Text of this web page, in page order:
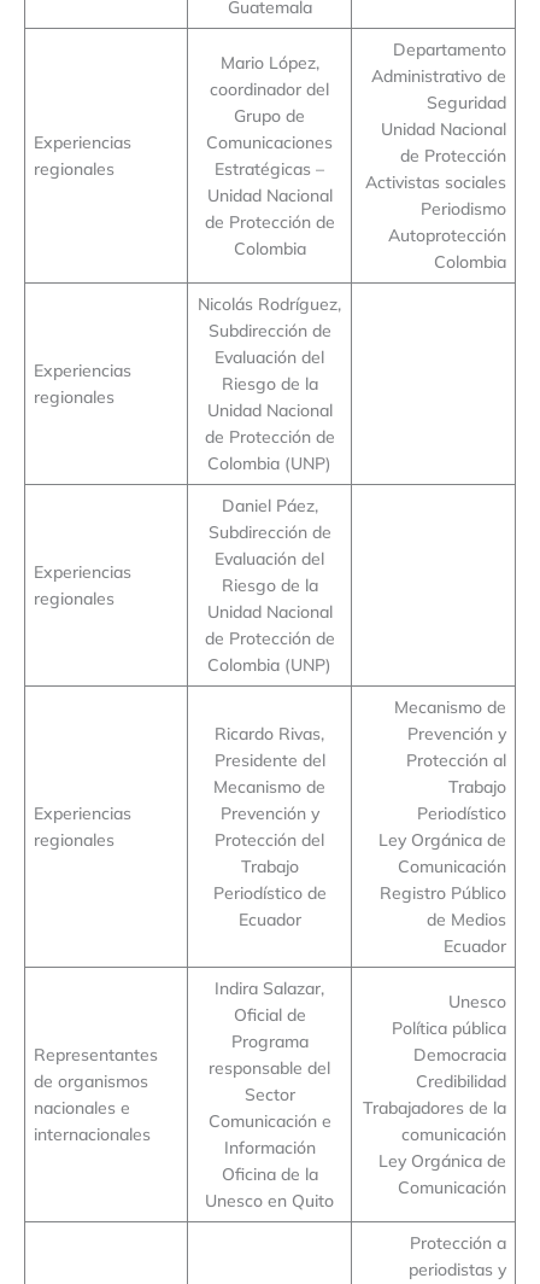
Guatemala
Experiencias
regionales
Mario López,
coordinador del
Grupo de
Comunicaciones
Estratégicas –
Unidad Nacional
de Protección de
Colombia
Departamento
Administrativo de
Seguridad
Unidad Nacional
de Protección
Activistas sociales
Periodismo
Autoprotección
Colombia
Experiencias
regionales
Nicolás Rodríguez,
Subdirección de
Evaluación del
Riesgo de la
Unidad Nacional
de Protección de
Colombia (UNP)
Experiencias
regionales
Daniel Páez,
Subdirección de
Evaluación del
Riesgo de la
Unidad Nacional
de Protección de
Colombia (UNP)
Experiencias
regionales
Ricardo Rivas,
Presidente del
Mecanismo de
Prevención y
Protección del
Trabajo
Periodístico de
Ecuador
Mecanismo de
Prevención y
Protección al
Trabajo
Periodístico
Ley Orgánica de
Comunicación
Registro Público
de Medios
Ecuador
Representantes
de organismos
nacionales e
internacionales
Indira Salazar,
Oficial de
Programa
responsable del
Sector
Comunicación e
Información
Oficina de la
Unesco en Quito
Unesco
Política pública
Democracia
Credibilidad
Trabajadores de la
comunicación
Ley Orgánica de
Comunicación
Protección a
periodistas y